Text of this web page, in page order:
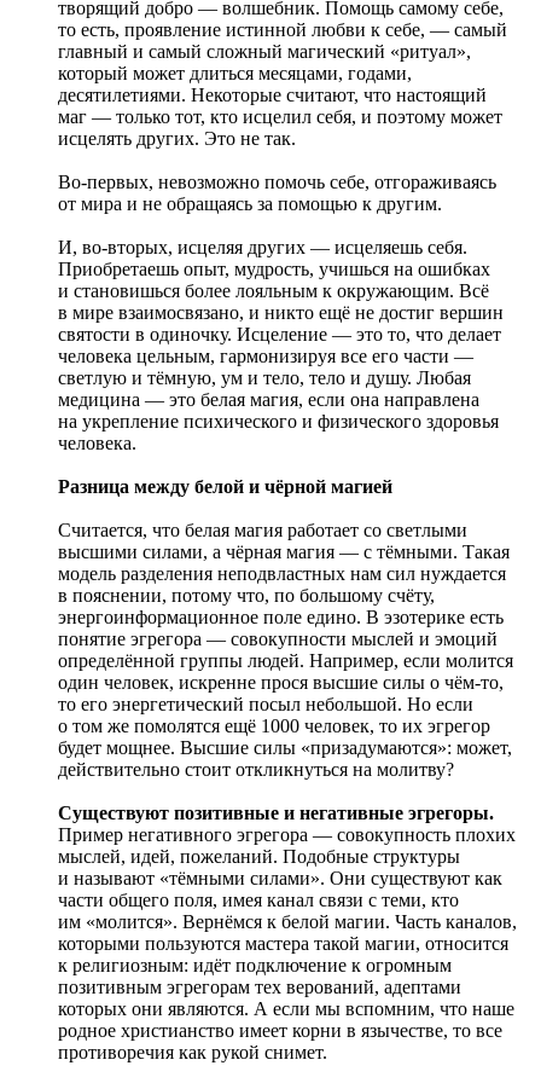
творящий добро — волшебник. Помощь самому себе,
то есть, проявление истинной любви к себе, — самый
главный и самый сложный магический «ритуал»,
который может длиться месяцами, годами,
десятилетиями. Некоторые считают, что настоящий
маг — только тот, кто исцелил себя, и поэтому может
исцелять других. Это не так.
Во-первых, невозможно помочь себе, отгораживаясь
от мира и не обращаясь за помощью к другим.
И, во-вторых, исцеляя других — исцеляешь себя.
Приобретаешь опыт, мудрость, учишься на ошибках
и становишься более лояльным к окружающим. Всё
в мире взаимосвязано, и никто ещё не достиг вершин
святости в одиночку. Исцеление — это то, что делает
человека цельным, гармонизируя все его части —
светлую и тёмную, ум и тело, тело и душу. Любая
медицина — это белая магия, если она направлена
на укрепление психического и физического здоровья
человека.
Разница между белой и чёрной магией
Считается, что белая магия работает со светлыми
высшими силами, а чёрная магия — с тёмными. Такая
модель разделения неподвластных нам сил нуждается
в пояснении, потому что, по большому счёту,
энергоинформационное поле едино. В эзотерике есть
понятие эгрегора — совокупности мыслей и эмоций
определённой группы людей. Например, если молится
один человек, искренне прося высшие силы о чём-то,
то его энергетический посыл небольшой. Но если
о том же помолятся ещё 1000 человек, то их эгрегор
будет мощнее. Высшие силы «призадумаются»: может,
действительно стоит откликнуться на молитву?
Существуют позитивные и негативные эгрегоры.
Пример негативного эгрегора — совокупность плохих
мыслей, идей, пожеланий. Подобные структуры
и называют «тёмными силами». Они существуют как
части общего поля, имея канал связи с теми, кто
им «молится». Вернёмся к белой магии. Часть каналов,
которыми пользуются мастера такой магии, относится
к религиозным: идёт подключение к огромным
позитивным эгрегорам тех верований, адептами
которых они являются. А если мы вспомним, что наше
родное христианство имеет корни в язычестве, то все
противоречия как рукой снимет.